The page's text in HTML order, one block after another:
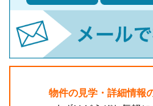
物件の見学・詳細情報